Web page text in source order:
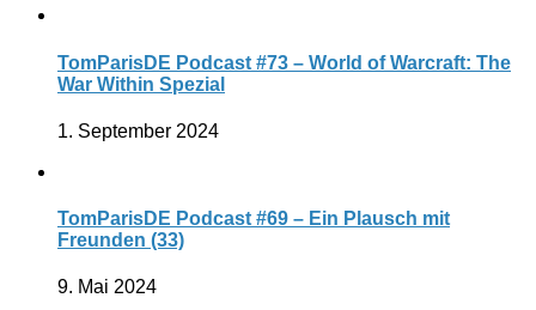
TomParisDE Podcast #73 – World of Warcraft: The
War Within Spezial
1. September 2024
TomParisDE Podcast #69 – Ein Plausch mit
Freunden (33)
9. Mai 2024